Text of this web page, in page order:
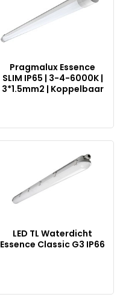
Pragmalux Essence
SLIM IP65 | 3-4-6000K |
3*1.5mm2 | Koppelbaar
LED TL Waterdicht
Essence Classic G3 IP66